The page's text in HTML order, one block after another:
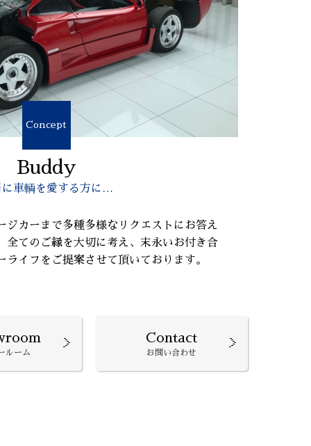
Concept
Buddy
に車輌を愛する方に…
ジカーまで多種多様なリクエストにお答え
全てのご縁を大切に考え、末永いお付き合
ライフをご提案させて頂いております。
ルーム
Contact
お問い合わせ